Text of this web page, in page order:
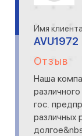
Имя
AVU1972
Отзыв
Наша
гос.
различных